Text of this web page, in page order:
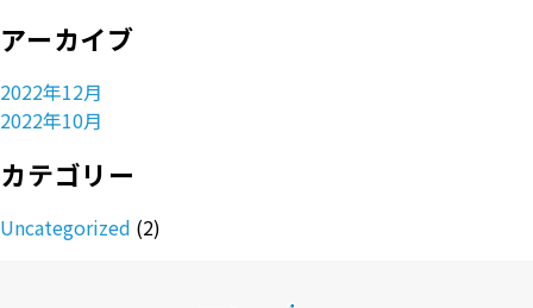
アーカイブ
2022年12月
2022年10月
カテゴリー
Uncategorized (2)